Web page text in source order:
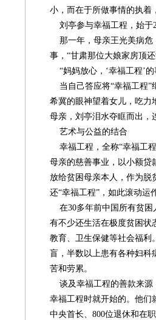
小，而在于所做事情的执着
刘亭参与幸福工程，始于
那一年，母亲王光美病危
事，“甘肃那位大娘家房顶
“妈妈放心，‘幸福工程’
当自己答应将“幸福工程”
希冀的眼神望着女儿，吃力
母亲，刘亭泪水夺眶而出，
艺术与公益的结合
幸福工程，全称“幸福工
母亲的慈善事业，以小额贷
放给贫困母亲本人，作为脱
还“幸福工程”，如此滚动运
在30多年前中国所有贫困
有不少还生活在极度贫困状
教育、卫生保健等社会福利
盲，半数以上患有各种妇科
苦和劳累。
谈及幸福工程的善款来源
幸福工程时就开始的。他们
中央首长、800位退休和在